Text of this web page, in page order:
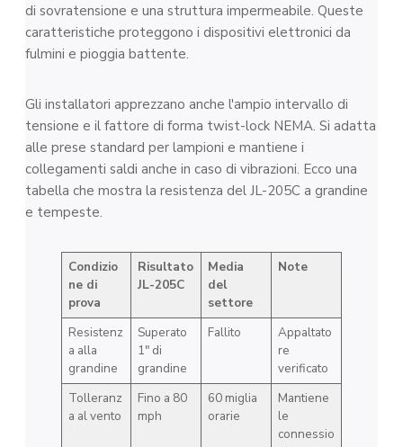
di sovratensione e una struttura impermeabile. Queste
caratteristiche proteggono i dispositivi elettronici da
fulmini e pioggia battente.
Gli installatori apprezzano anche l'ampio intervallo di
tensione e il fattore di forma twist-lock NEMA. Si adatta
alle prese standard per lampioni e mantiene i
collegamenti saldi anche in caso di vibrazioni. Ecco una
tabella che mostra la resistenza del JL-205C a grandine
e tempeste.
Condizio
ne di
prova
Risultato
JL-205C
Media
del
settore
Note
Resistenz
a alla
grandine
Superato
1″ di
grandine
Fallito
Appaltato
re
verificato
Tolleranz
a al vento
Fino a 80
mph
60 miglia
orarie
Mantiene
le
connessio